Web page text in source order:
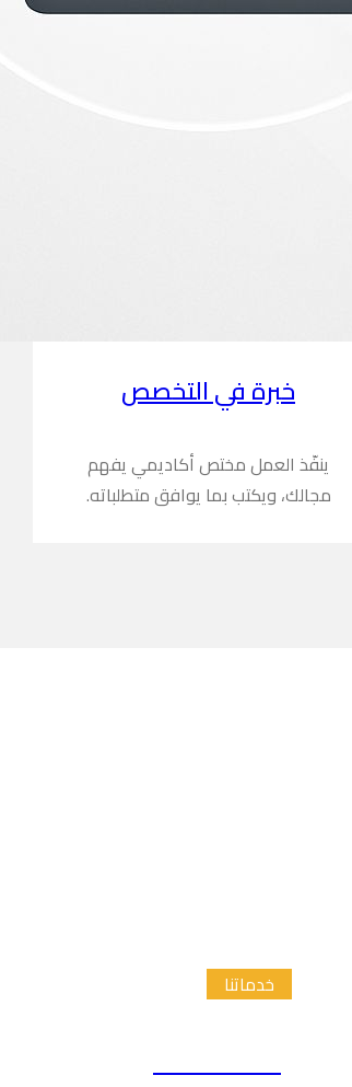
خبرة في التخصص
ينفّذ العمل مختص أكاديمي يفهم
مجالك، ويكتب بما يوافق متطلباته.
خدماتنا
إعداد الاطار